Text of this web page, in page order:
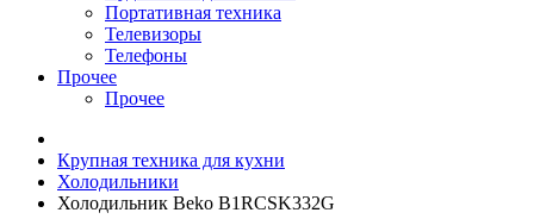
Портативная техника
Телевизоры
Телефоны
Прочее
Прочее
Крупная техника для кухни
Холодильники
Холодильник Beko B1RCSK332G